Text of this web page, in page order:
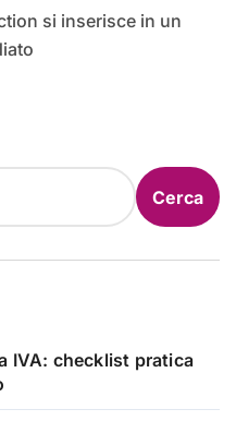
Cerca
IVA: checklist pratica